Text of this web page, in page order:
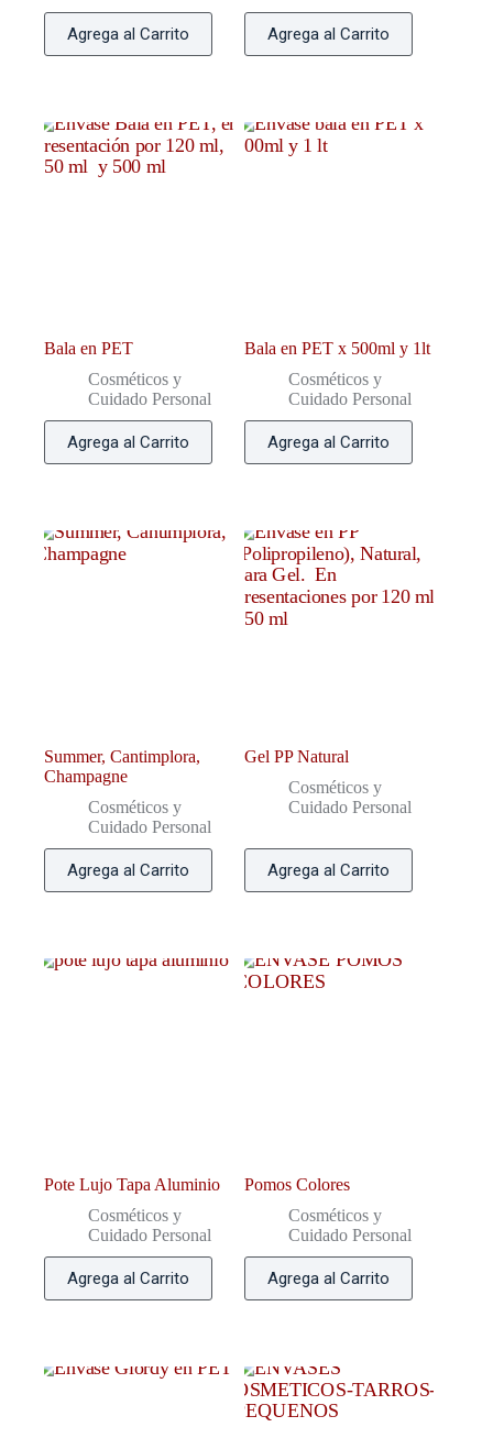
Agrega al Carrito Agrega al Carrito
Bala en PET
Cosméticos y
Cuidado Personal
Agrega al Carrito
Bala en PET x 500ml y 1lt
Cosméticos y
Cuidado Personal
Agrega al Carrito
Summer, Cantimplora,
Champagne
Cosméticos y
Cuidado Personal
Agrega al Carrito
Gel PP Natural
Cosméticos y
Cuidado Personal
Agrega al Carrito
Pote Lujo Tapa Aluminio
Cosméticos y
Cuidado Personal
Agrega al Carrito
Pomos Colores
Cosméticos y
Cuidado Personal
Agrega al Carrito